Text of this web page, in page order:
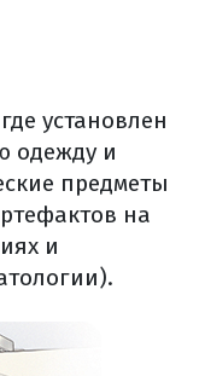
установлен
одежду и
предметы
на
и